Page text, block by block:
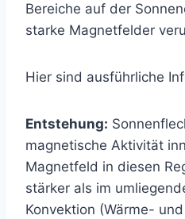
Bereiche auf der
starke Magnetfelder
Hier sind ausführliche
Entstehung:
magnetische Aktivität
Magnetfeld in diesen
stärker als im
Konvektion (Wärme-